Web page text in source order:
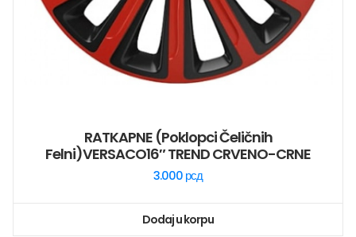
RATKAPNE (poklopci Čeličnih
Felni)VERSACO16″ TREND CRVENO-CRNE
3.000 рсд
Dodaj u korpu